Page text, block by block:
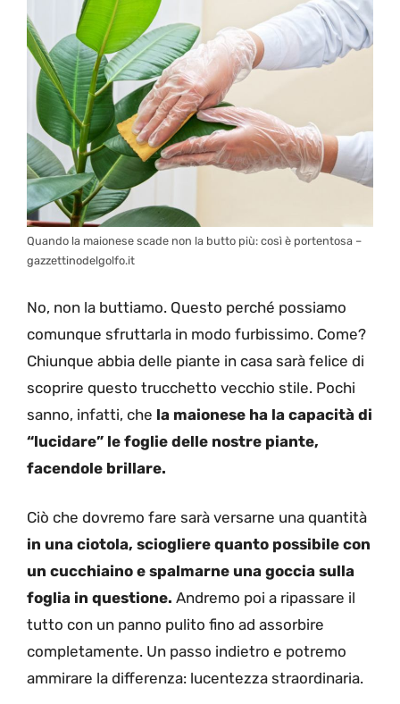
Quando la maionese scade non la butto più: così è portentosa –
gazzettinodelgolfo.it
No, non la buttiamo. Questo perché possiamo
comunque sfruttarla in modo furbissimo. Come?
Chiunque abbia delle piante in casa sarà felice di
scoprire questo trucchetto vecchio stile. Pochi
sanno, infatti, che la maionese ha la capacità di
“lucidare” le foglie delle nostre piante,
facendole brillare.
Ciò che dovremo fare sarà versarne una quantità
in una ciotola, sciogliere quanto possibile con
un cucchiaino e spalmarne una goccia sulla
foglia in questione. Andremo poi a ripassare il
tutto con un panno pulito fino ad assorbire
completamente. Un passo indietro e potremo
ammirare la differenza: lucentezza straordinaria.